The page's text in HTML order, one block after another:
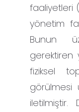
faaliyetleri
yönetim
Bunun
gerektiren
fiziksel
görülmesi
iletilmiştir.